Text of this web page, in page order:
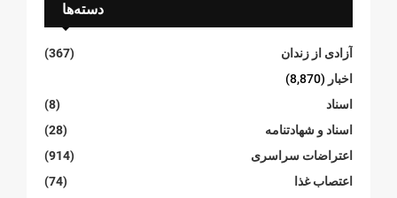
دسته‌ها
آزادی از زندان
(367)
اخبار (8,870)
اسناد
(8)
اسناد و شهادتنامە
(28)
اعتراضات سراسری
(914)
اعتصاب غذا
(74)